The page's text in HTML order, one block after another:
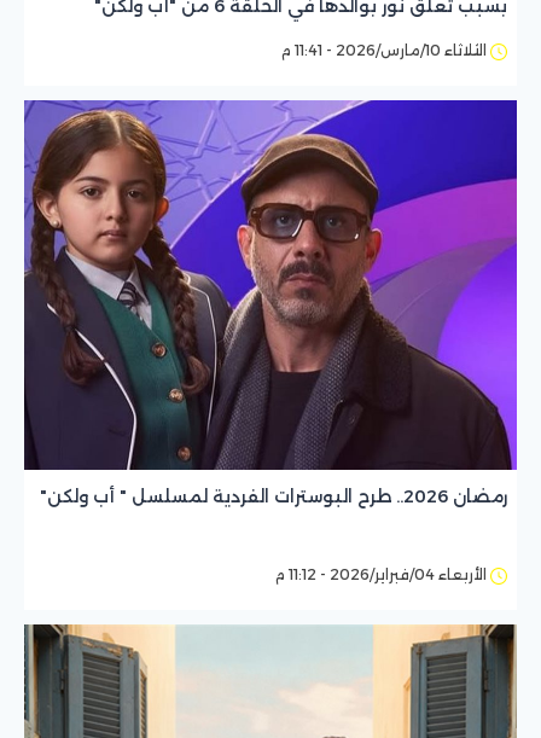
بسبب تعلق نور بوالدها في الحلقة 6 من "أب ولكن"
الثلاثاء 10/مارس/2026 - 11:41 م
رمضان 2026.. طرح البوسترات الفردية لمسلسل " أب ولكن"
الأربعاء 04/فبراير/2026 - 11:12 م